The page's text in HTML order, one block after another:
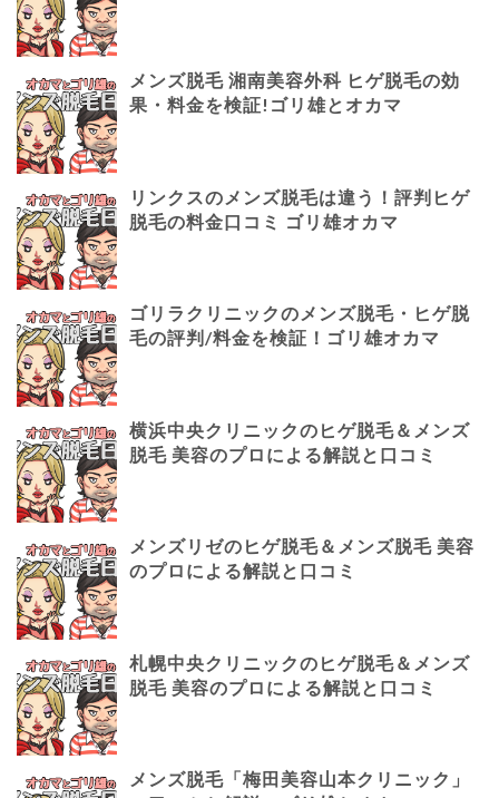
メンズ脱毛 湘南美容外科 ヒゲ脱毛の効
果・料金を検証!ゴリ雄とオカマ
リンクスのメンズ脱毛は違う！評判ヒゲ
脱毛の料金口コミ ゴリ雄オカマ
ゴリラクリニックのメンズ脱毛・ヒゲ脱
毛の評判/料金を検証！ゴリ雄オカマ
横浜中央クリニックのヒゲ脱毛＆メンズ
脱毛 美容のプロによる解説と口コミ
メンズリゼのヒゲ脱毛＆メンズ脱毛 美容
のプロによる解説と口コミ
札幌中央クリニックのヒゲ脱毛＆メンズ
脱毛 美容のプロによる解説と口コミ
メンズ脱毛「梅田美容山本クリニック」